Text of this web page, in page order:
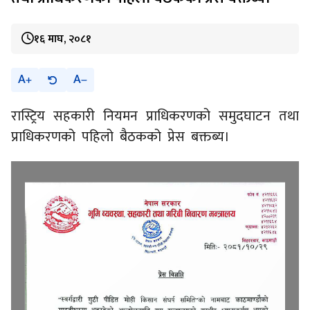
१६ माघ, २०८१
A A
रास्ट्रिय सहकारी नियमन प्राधिकरणको समुदघाटन तथा
प्राधिकरणको पहिलो बैठकको प्रेस बक्तब्य।